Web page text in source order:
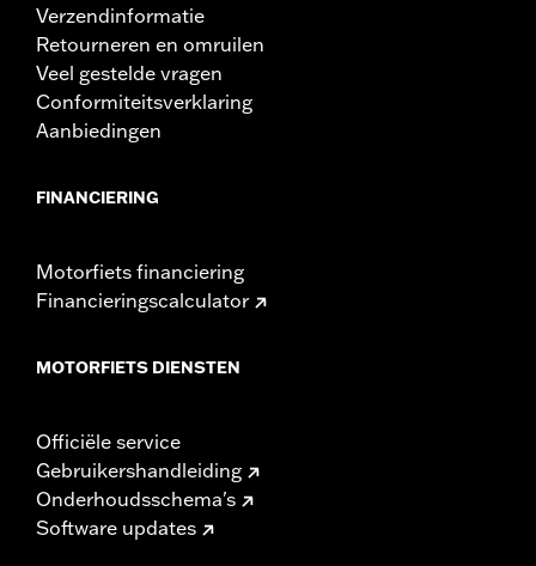
Verzendinformatie
Retourneren en omruilen
Veel gestelde vragen
Conformiteitsverklaring
Aanbiedingen
FINANCIERING
Motorfiets financiering
Financieringscalculator
MOTORFIETS DIENSTEN
Officiële service
Gebruikershandleiding
Onderhoudsschema's
Software updates